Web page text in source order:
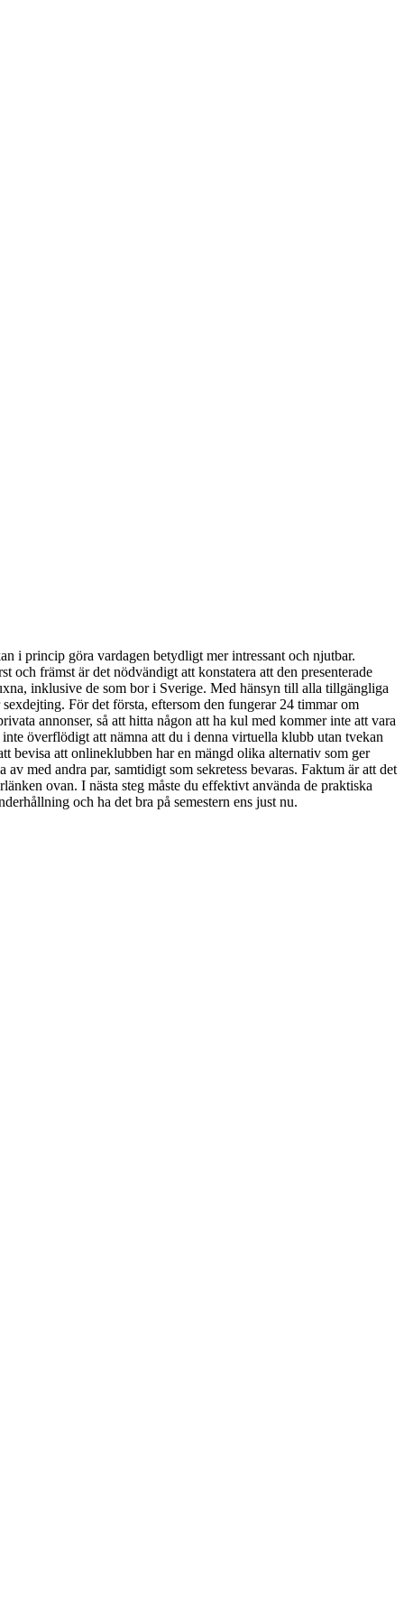
i princip göra vardagen betydligt mer intressant och njutbar.
främst är det nödvändigt att konstatera att den presenterade
inklusive de som bor i Sverige. Med hänsyn till alla tillgängliga
För det första, eftersom den fungerar 24 timmar om
annonser, så att hitta någon att ha kul med kommer inte att vara
överflödigt att nämna att du i denna virtuella klubb utan tvekan
bevisa att onlineklubben har en mängd olika alternativ som ger
med andra par, samtidigt som sekretess bevaras. Faktum är att det
ovan. I nästa steg måste du effektivt använda de praktiska
och ha det bra på semestern ens just nu.